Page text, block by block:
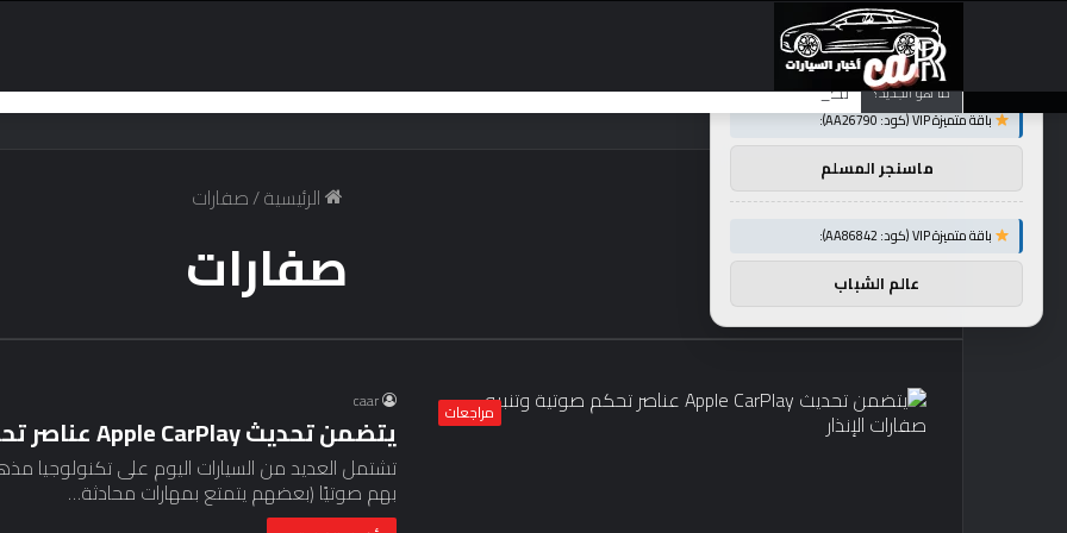
ما هو الجديد؟ تضع شركة BMW منافستها من الفئة G في حالة انتظار مع وصول الرياح المعاكسة في الصين إلى موطنها
الرئيسية/صفارات
صفارات
مراجعات caar
يتضمن تحديث Apple CarPlay عناصر تحكم صوتية وتنبيه صفارات الإنذار
تشتمل العديد من السيارات اليوم على تكنولوجيا
بهم صوتيًا (بعضهم يتمتع بمهارات محادثة…
توصيات :
باقة متميزة VIP (كود: AA26790):
ماسنجر المسلم
باقة متميزة VIP (كود: AA86842):
عالم الشباب